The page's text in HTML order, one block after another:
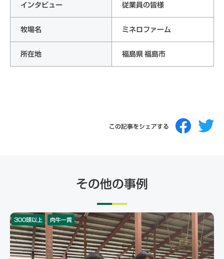
インタビュー 従業員の皆様
牧場名 ミネロファーム
所在地 福島県 福島市
この記事をシェアする
その他の事例
300頭以上 肉牛一貫